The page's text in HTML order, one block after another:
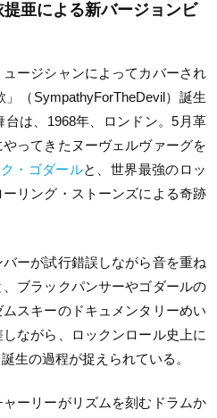
提亜による新バージョンビ
ージシャンによってカバーされ
」（ SympathyForTheDevil）誕生
は、 1968年、ロンドン。5 月革
ってきたヌーヴェルヴァーグを
・ゴダールと、世界最強のロッ
リング・ストーンズによる奇跡
ーが試行錯誤しながら音を重ね
ブラックパンサーやゴダールの
スキーのドキュメンタリーめい
ながら、ロックンロール史上に
生の過程が捉えられている。
ーリーがリズムを刻むドラムか